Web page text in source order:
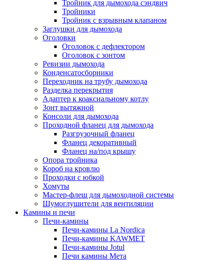
Тройник для дымохода сэндвич
Тройники
Тройник с взрывным клапаном
Заглушки для дымохода
Оголовки
Оголовок с дефлектором
Оголовок с зонтом
Ревизии дымохода
Конденсатосборники
Переходник на трубу дымохода
Разделка перекрытия
Адаптер к коаксиальному котлу
Зонт вытяжной
Консоли для дымохода
Проходной фланец для дымохода
Разгрузочный фланец
Фланец декоративный
Фланец на/под крышу
Опора тройника
Короб на кровлю
Проходки с юбкой
Хомуты
Мастер-флеш для дымоходной системы
Шумоглушители для вентиляции
Камины и печи
Печи-камины
Печи-камины La Nordica
Печи-камины KAWMET
Печи-камины Jotul
Печи камины Мета